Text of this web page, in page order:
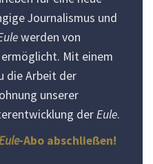
Journalismus und
werden von
Mit einem
die Arbeit der
unserer
derEule.
-Abo abschließen!